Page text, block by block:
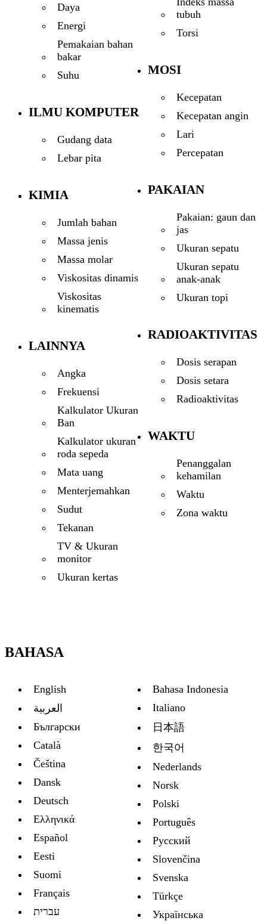
Daya
Energi
Pemakaian bahan
bakar
Suhu
ILMU KOMPUTER
Gudang data
Lebar pita
KIMIA
Jumlah bahan
Massa jenis
Massa molar
Viskositas dinamis
Viskositas
kinematis
LAINNYA
Angka
Frekuensi
Kalkulator Ukuran
Ban
Kalkulator ukuran
roda sepeda
Mata uang
Menterjemahkan
Sudut
Tekanan
TV & Ukuran
monitor
Ukuran kertas
tubuh
Torsi
MOSI
Kecepatan
Kecepatan angin
Lari
Percepatan
PAKAIAN
Pakaian: gaun dan
jas
Ukuran sepatu
Ukuran sepatu
anak-anak
Ukuran topi
RADIOAKTIVITAS
Dosis serapan
Dosis setara
Radioaktivitas
WAKTU
Penanggalan
kehamilan
Waktu
Zona waktu
BAHASA
English
العربية
Български
Català
Čeština
Dansk
Deutsch
Ελληνικά
Español
Eesti
Suomi
Français
עברית
Bahasa Indonesia
Italiano
日本語
한국어
Nederlands
Norsk
Polski
Português
Русский
Slovenčina
Svenska
Türkçe
Украïнська